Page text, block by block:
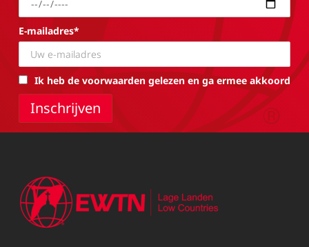
E-mailadres*
Ik heb de voorwaarden gelezen en ga ermee akkoord